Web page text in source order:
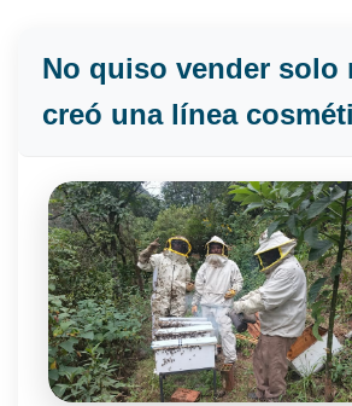
No quiso vender solo
creó una línea